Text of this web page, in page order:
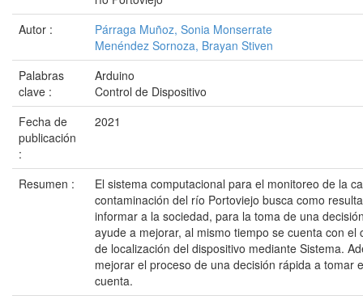
Autor :
Párraga Muñoz, Sonia Monserrate
Menéndez Sornoza, Brayan Stiven
Palabras
clave :
Arduino
Control de Dispositivo
Fecha de
publicación
:
2021
Resumen :
El sistema computacional para el monitoreo de la
contaminación del río Portoviejo busca como
informar a la sociedad, para la toma de una
ayude a mejorar, al mismo tiempo se cuenta con el
de localización del dispositivo mediante Sistema.
mejorar el proceso de una decisión rápida a tomar
cuenta.